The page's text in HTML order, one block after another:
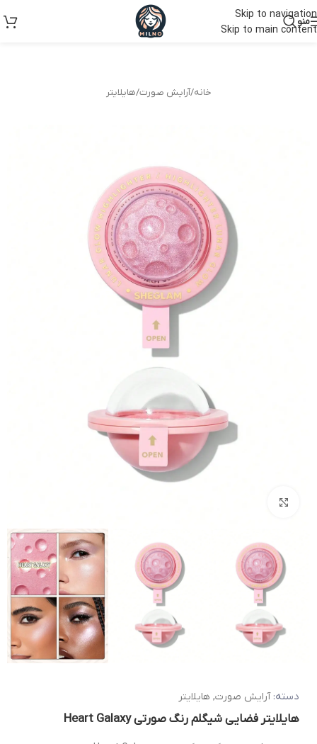
Skip to navigation
Skip to main content
منو
خانه/آرایش صورت/هایلایتر
دسته: آرایش صورت, هایلایتر
هایلایتر فضایی شیگلم رنگ صورتی Heart Galaxy